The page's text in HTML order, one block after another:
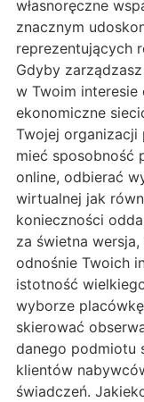
własnoręczne
znacznym
reprezentujących
Gdyby
w Twoim interesie
ekonomiczne
Twojej organizacji
mieć sposobność
online, odbierać
wirtualnej jak
konieczności
za świetna
odnośnie Twoich
istotność
wyborze
skierować
danego podmiotu
klientów
świadczeń.